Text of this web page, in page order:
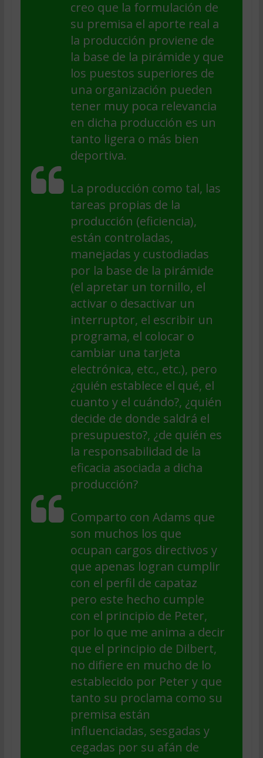
creo que la formulación de
su premisa el aporte real a
la producción proviene de
la base de la pirámide y que
los puestos superiores de
una organización pueden
tener muy poca relevancia
en dicha producción es un
tanto ligera o más bien
deportiva.
La producción como tal, las
tareas propias de la
producción (eficiencia),
están controladas,
manejadas y custodiadas
por la base de la pirámide
(el apretar un tornillo, el
activar o desactivar un
interruptor, el escribir un
programa, el colocar o
cambiar una tarjeta
electrónica, etc., etc.), pero
¿quién establece el qué, el
cuanto y el cuándo?, ¿quién
decide de donde saldrá el
presupuesto?, ¿de quién es
la responsabilidad de la
eficacia asociada a dicha
producción?
Comparto con Adams que
son muchos los que
ocupan cargos directivos y
que apenas logran cumplir
con el perfil de capataz
pero este hecho cumple
con el principio de Peter,
por lo que me anima a decir
que el principio de Dilbert,
no difiere en mucho de lo
establecido por Peter y que
tanto su proclama como su
premisa están
influenciadas, sesgadas y
cegadas por su afán de